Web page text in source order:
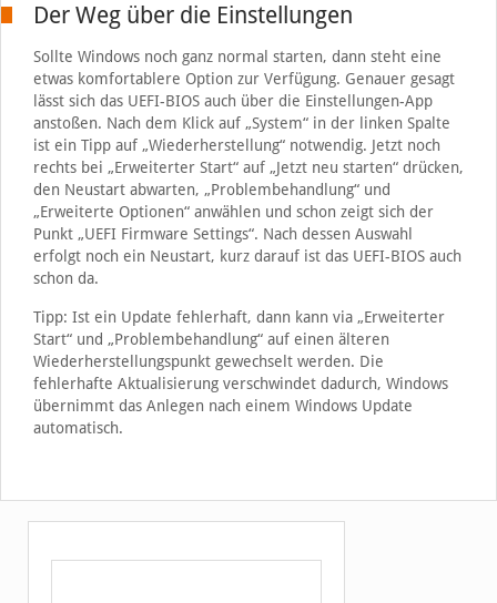
Der Weg über die Einstellungen
Sollte Windows noch ganz normal starten, dann steht eine
etwas komfortablere Option zur Verfügung. Genauer gesagt
lässt sich das UEFI-BIOS auch über die Einstellungen-App
anstoßen. Nach dem Klick auf „System“ in der linken Spalte
ist ein Tipp auf „Wiederherstellung“ notwendig. Jetzt noch
rechts bei „Erweiterter Start“ auf „Jetzt neu starten“ drücken,
den Neustart abwarten, „Problembehandlung“ und
„Erweiterte Optionen“ anwählen und schon zeigt sich der
Punkt „UEFI Firmware Settings“. Nach dessen Auswahl
erfolgt noch ein Neustart, kurz darauf ist das UEFI-BIOS auch
schon da.
Tipp: Ist ein Update fehlerhaft, dann kann via „Erweiterter
Start“ und „Problembehandlung“ auf einen älteren
Wiederherstellungspunkt gewechselt werden. Die
fehlerhafte Aktualisierung verschwindet dadurch, Windows
übernimmt das Anlegen nach einem Windows Update
automatisch.